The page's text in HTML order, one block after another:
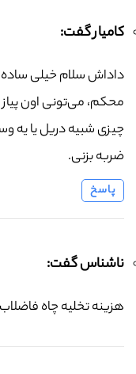
کامیار گفت:
داداش سلام خیلی
محکم، می‌تونی اون
چیزی شبیه دریل یا یه
ضربه بزنی.
پاسخ
ناشناس گفت:
هزینه تخلیه چاه